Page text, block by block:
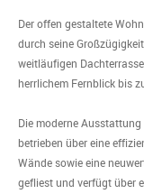
Der offen gestaltete
durch seine
weitläufigen
herrlichem Fernblick bis
Die moderne
betrieben über eine
Wände sowie eine
gefliest und verfügt über